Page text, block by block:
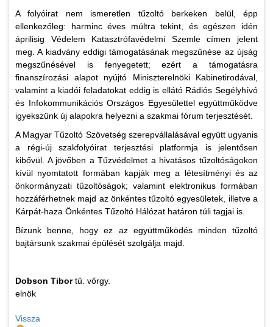
A folyóirat nem ismeretlen tűzoltó berkeken belül, épp
ellenkezőleg: harminc éves múltra tekint, és egészen idén
áprilisig Védelem Katasztrófavédelmi Szemle címen jelent
meg. A kiadvány eddigi támogatásának megszűnése az újság
megszűnésével is fenyegetett; ezért a támogatásra
finanszírozási alapot nyújtó Miniszterelnöki Kabinetirodával,
valamint a kiadói feladatokat eddig is ellátó Rádiós Segélyhívó
és Infokommunikációs Országos Egyesülettel együttműködve
igyekszünk új alapokra helyezni a szakmai fórum terjesztését.
A Magyar Tűzoltó Szövetség szerepvállalásával együtt ugyanis
a régi-új szakfolyóirat terjesztési platformja is jelentősen
kibővül. A jövőben a Tűzvédelmet a hivatásos tűzoltóságokon
kívül nyomtatott formában kapják meg a létesítményi és az
önkormányzati tűzoltóságok; valamint elektronikus formában
hozzáférhetnek majd az önkéntes tűzoltó egyesületek, illetve a
Kárpát-haza Önkéntes Tűzoltó Hálózat határon túli tagjai is.
Bízunk benne, hogy ez az együttműködés minden tűzoltó
bajtársunk szakmai épülését szolgálja majd.
Dobson Tibortű. vőrgy.
elnök
Vissza